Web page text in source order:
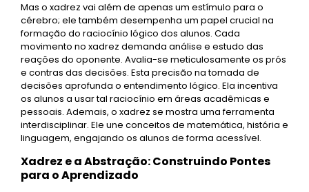
Mas o xadrez vai além de apenas um estímulo para o
cérebro; ele também desempenha um papel crucial na
formação do raciocínio lógico dos alunos. Cada
movimento no xadrez demanda análise e estudo das
reações do oponente. Avalia-se meticulosamente os prós
e contras das decisões. Esta precisão na tomada de
decisões aprofunda o entendimento lógico. Ela incentiva
os alunos a usar tal raciocínio em áreas acadêmicas e
pessoais. Ademais, o xadrez se mostra uma ferramenta
interdisciplinar. Ele une conceitos de matemática, história e
linguagem, engajando os alunos de forma acessível.
Xadrez e a Abstração: Construindo Pontes
para o Aprendizado